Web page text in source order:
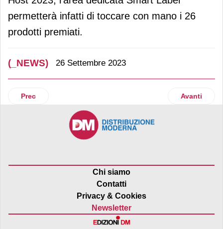
permetterà infatti di toccare con mano i 26
prodotti premiati.
(_NEWS) 26 Settembre 2023
Articolo precedente: Piùmè raddoppia a Ravenna
Prec Articolo
Avanti
Chi siamo
Contatti
Privacy & Cookies
Newsletter